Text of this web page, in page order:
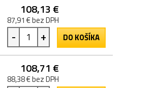
108,13 €
87,91 € bez DPH
- + DO KOŠÍKA
108,71 €
88,38 € bez DPH